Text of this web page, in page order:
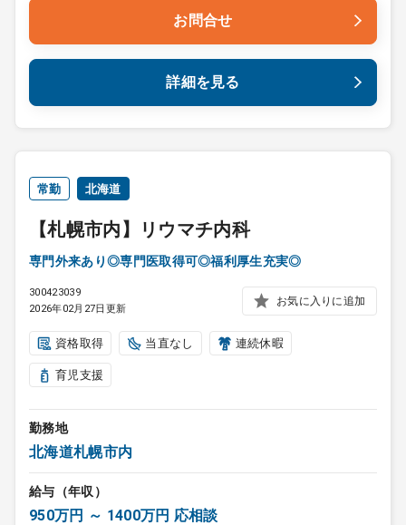
お問合せ
詳細を見る
常勤 北海道
【札幌市内】リウマチ内科
専門外来あり◎専門医取得可◎福利厚生充実◎
300423039
2026年02月27日更新
お気に入りに追加
資格取得 当直なし 連続休暇
育児支援
勤務地
北海道札幌市内
給与（年収）
950万円 ～ 1400万円 応相談